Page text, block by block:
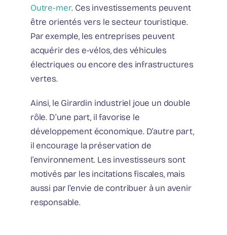
Outre-mer. Ces investissements peuvent
être orientés vers le secteur touristique.
Par exemple, les entreprises peuvent
acquérir des e-vélos, des véhicules
électriques ou encore des infrastructures
vertes.
Ainsi, le Girardin industriel joue un double
rôle. D’une part, il favorise le
développement économique. D’autre part,
il encourage la préservation de
l’environnement. Les investisseurs sont
motivés par les incitations fiscales, mais
aussi par l’envie de contribuer à un avenir
responsable.